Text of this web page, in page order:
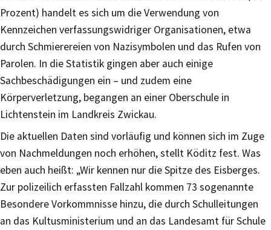
Prozent) handelt es sich um die Verwendung von
Kennzeichen verfassungswidriger Organisationen, etwa
durch Schmierereien von Nazisymbolen und das Rufen von
Parolen. In die Statistik gingen aber auch einige
Sachbeschädigungen ein – und zudem eine
Körperverletzung, begangen an einer Oberschule in
Lichtenstein im Landkreis Zwickau.
Die aktuellen Daten sind vorläufig und können sich im Zuge
von Nachmeldungen noch erhöhen, stellt Köditz fest. Was
eben auch heißt: „Wir kennen nur die Spitze des Eisberges.
Zur polizeilich erfassten Fallzahl kommen 73 sogenannte
Besondere Vorkommnisse hinzu, die durch Schulleitungen
an das Kultusministerium und an das Landesamt für Schule